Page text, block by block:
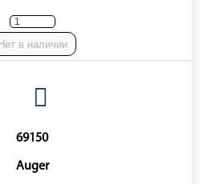
в наличии
69150
Auger